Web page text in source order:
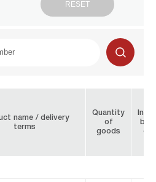
name / delivery
terms
Quantity
of
goods